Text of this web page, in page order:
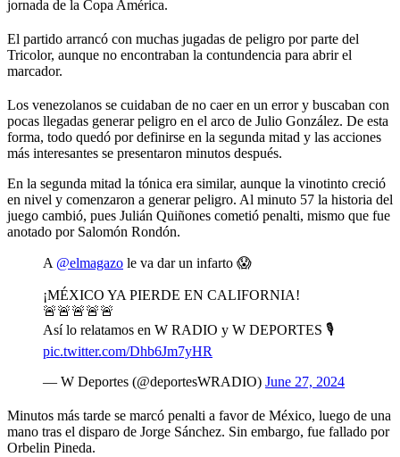
jornada de la Copa América.
El partido arrancó con muchas jugadas de peligro por parte del
Tricolor, aunque no encontraban la contundencia para abrir el
marcador.
Los venezolanos se cuidaban de no caer en un error y buscaban con
pocas llegadas generar peligro en el arco de Julio González. De esta
forma, todo quedó por definirse en la segunda mitad y las acciones
más interesantes se presentaron minutos después.
En la segunda mitad la tónica era similar, aunque la vinotinto creció
en nivel y comenzaron a generar peligro. Al minuto 57 la historia del
juego cambió, pues Julián Quiñones cometió penalti, mismo que fue
anotado por Salomón Rondón.
A @elmagazo le va dar un infarto 😱
¡MÉXICO YA PIERDE EN CALIFORNIA!
🚨🚨🚨🚨🚨
Así lo relatamos en W RADIO y W DEPORTES 🎙️
pic.twitter.com/Dhb6Jm7yHR
— W Deportes (@deportesWRADIO) June 27, 2024
Minutos más tarde se marcó penalti a favor de México, luego de una
mano tras el disparo de Jorge Sánchez. Sin embargo, fue fallado por
Orbelin Pineda.